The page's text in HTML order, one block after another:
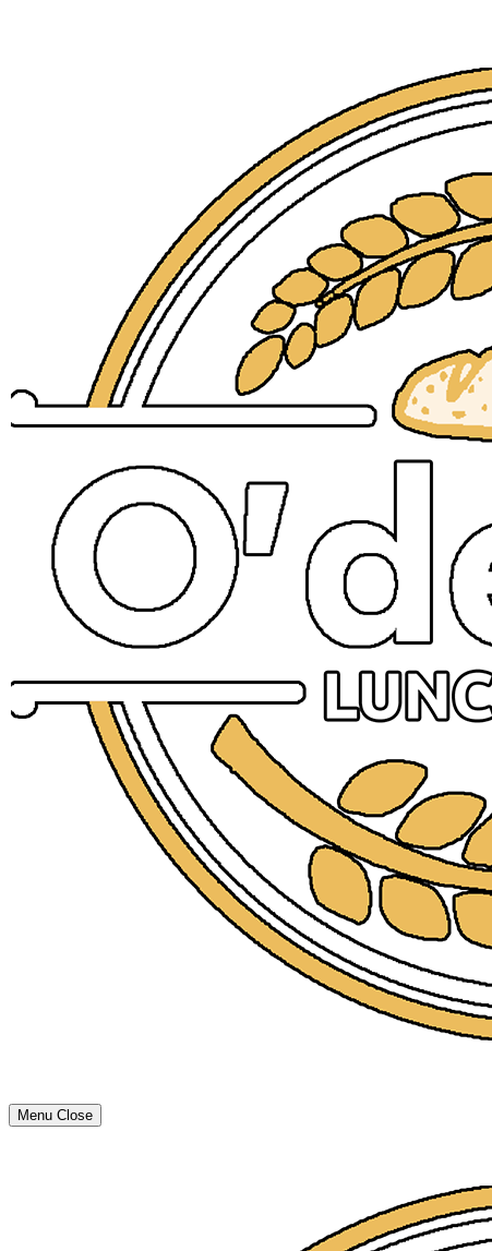
Menu Close